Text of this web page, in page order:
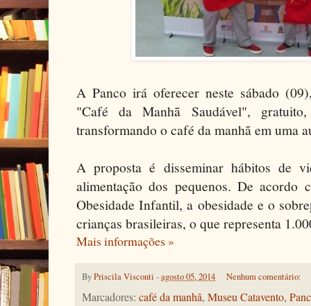
A Panco irá oferecer neste sábado
"Café da Manhã Saudável",
transformando o café da manhã em uma
A proposta é disseminar hábitos de
alimentação dos pequenos. De acordo
Obesidade Infantil, a obesidade e o
crianças brasileiras, o que representa
Mais informações »
ByPriscila Visconti -agosto 05, 2014 Nenhum comentário:
Marcadores: café da manhã, Museu Catavento,